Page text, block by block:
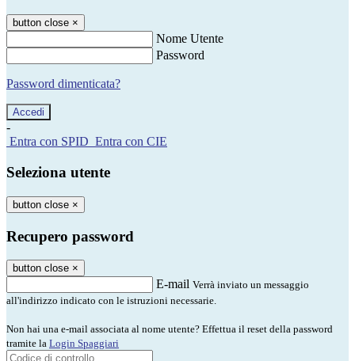
button close ×
Nome Utente
Password
Password dimenticata?
-
Entra con SPID Entra con CIE
Seleziona utente
button close ×
Recupero password
button close ×
E-mail Verrà inviato un messaggio
all'indirizzo indicato con le istruzioni necessarie.
Non hai una e-mail associata al nome utente? Effettua il reset della password
tramite la Login Spaggiari